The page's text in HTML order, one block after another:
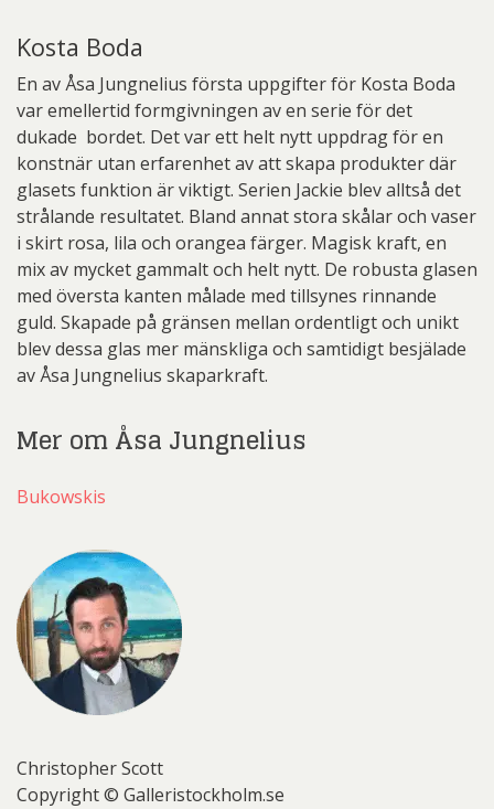
Kosta Boda
En av Åsa Jungnelius första uppgifter för Kosta Boda
var emellertid formgivningen av en serie för det
dukade bordet. Det var ett helt nytt uppdrag för en
konstnär utan erfarenhet av att skapa produkter där
glasets funktion är viktigt. Serien Jackie blev alltså det
strålande resultatet. Bland annat stora skålar och vaser
i skirt rosa, lila och orangea färger. Magisk kraft, en
mix av mycket gammalt och helt nytt. De robusta glasen
med översta kanten målade med tillsynes rinnande
guld. Skapade på gränsen mellan ordentligt och unikt
blev dessa glas mer mänskliga och samtidigt besjälade
av Åsa Jungnelius skaparkraft.
Mer om Åsa Jungnelius
Bukowskis
Christopher Scott
Copyright © Galleristockholm.se